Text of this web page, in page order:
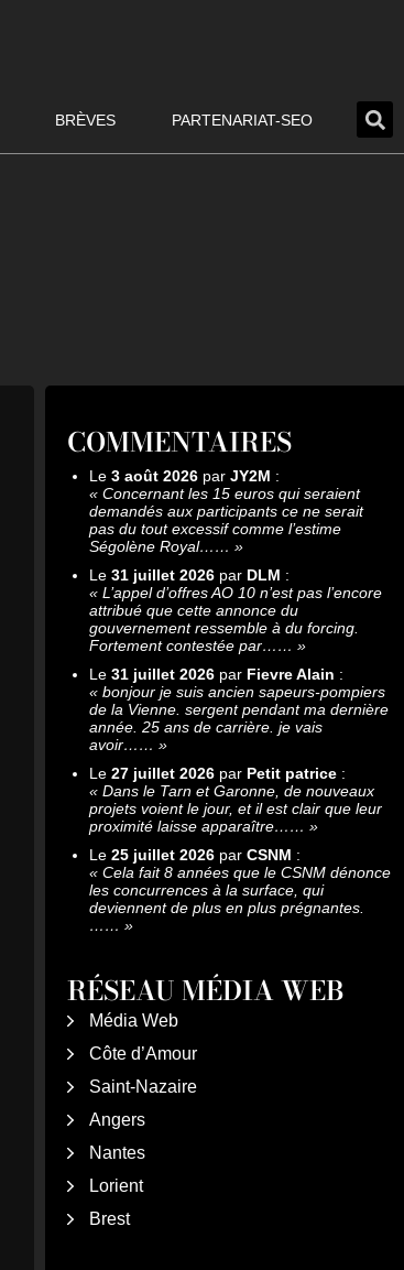
BRÈVES PARTENARIAT-SEO
COMMENTAIRES
Le 3 août 2026 par JY2M :
« Concernant les 15 euros qui seraient
demandés aux participants ce ne serait
pas du tout excessif comme l’estime
Ségolène Royal…… »
Le 31 juillet 2026 par DLM :
« L’appel d’offres AO 10 n’est pas l’encore
attribué que cette annonce du
gouvernement ressemble à du forcing.
Fortement contestée par…… »
Le 31 juillet 2026 par Fievre Alain :
« bonjour je suis ancien sapeurs-pompiers
de la Vienne. sergent pendant ma dernière
année. 25 ans de carrière. je vais
avoir…… »
Le 27 juillet 2026 par Petit patrice :
« Dans le Tarn et Garonne, de nouveaux
projets voient le jour, et il est clair que leur
proximité laisse apparaître…… »
Le 25 juillet 2026 par CSNM :
« Cela fait 8 années que le CSNM dénonce
les concurrences à la surface, qui
deviennent de plus en plus prégnantes.
…… »
RÉSEAU MÉDIA WEB
Média Web
Côte d’Amour
Saint-Nazaire
Angers
Nantes
Lorient
Brest